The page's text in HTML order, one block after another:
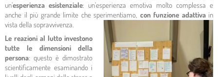
un’esperienza esistenziale: un’esperienza emotiva molto complessa e
anche il più grande limite che sperimentiamo, con funzione adattivain
vista della sopravvivenza.
Le reazioni al lutto investono
tutte le dimensioni della
persona: questo è dimostrato
scientificamente esaminando i